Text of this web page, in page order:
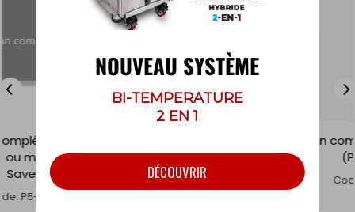
profonde
42002
(Pan Saver)
Code: P25-42102
Pan
profonde
Code:
NOUVEAU SYSTÈME
BI-TEMPERATURE
2 EN 1
DÉCOUVRIR